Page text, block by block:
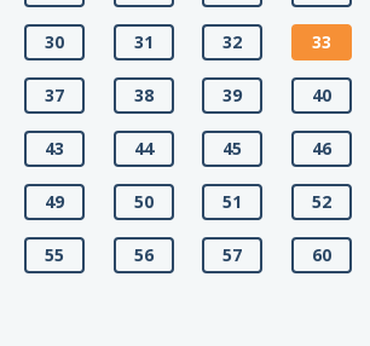
30 31 32 33
37 38 39 40
43 44 45 46
49 50 51 52
55 56 57 60